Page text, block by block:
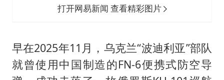
打开网易新闻 查看精彩图片
早在2025年11月，乌克兰“波迪利亚”部队
就曾使用中国制造的FN-6便携式防空导